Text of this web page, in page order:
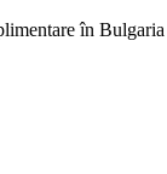
în